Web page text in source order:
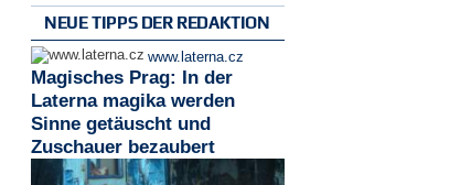
NEUE TIPPS DER REDAKTION
www.laterna.cz
Magisches Prag: In der
Laterna magika werden
Sinne getäuscht und
Zuschauer bezaubert